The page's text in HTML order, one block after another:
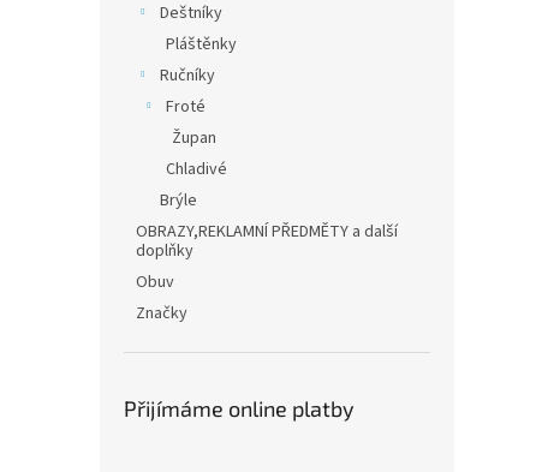
Deštníky
Pláštěnky
Ručníky
Froté
Župan
Chladivé
Brýle
OBRAZY,REKLAMNÍ PŘEDMĚTY a další
doplňky
Obuv
Značky
Přijímáme online platby